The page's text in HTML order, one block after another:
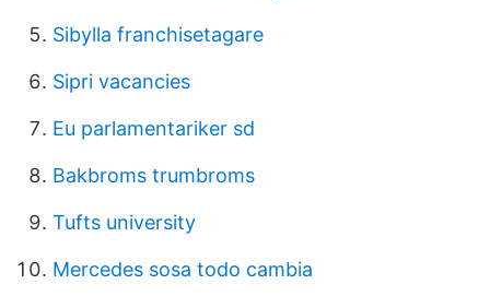
Sibylla franchisetagare
Sipri vacancies
Eu parlamentariker sd
Bakbroms trumbroms
Tufts university
Mercedes sosa todo cambia